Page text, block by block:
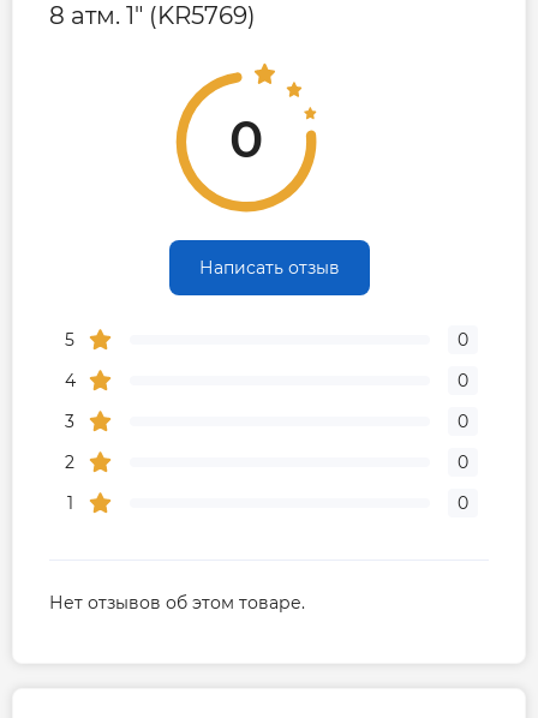
Контакты сервисного
8 атм. 1" (KR5769)
0
Написать отзыв
5
0
4
0
3
0
2
0
1
0
Нет отзывов об этом товаре.